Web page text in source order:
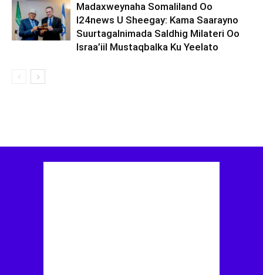
Madaxweynaha Somaliland Oo
I24news U Sheegay: Kama Saarayno
Suurtagalnimada Saldhig Milateri Oo
Israa’iil Mustaqbalka Ku Yeelato